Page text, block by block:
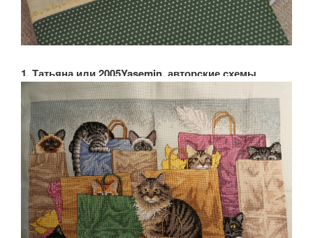
1. Татьяна или 2005Yasemin, авторские схемы